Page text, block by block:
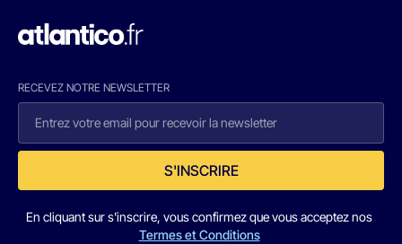
RECEVEZ NOTRE NEWSLETTER
S'INSCRIRE
En cliquant sur s'inscrire, vous confirmez que vous acceptez nos
Termes et Conditions